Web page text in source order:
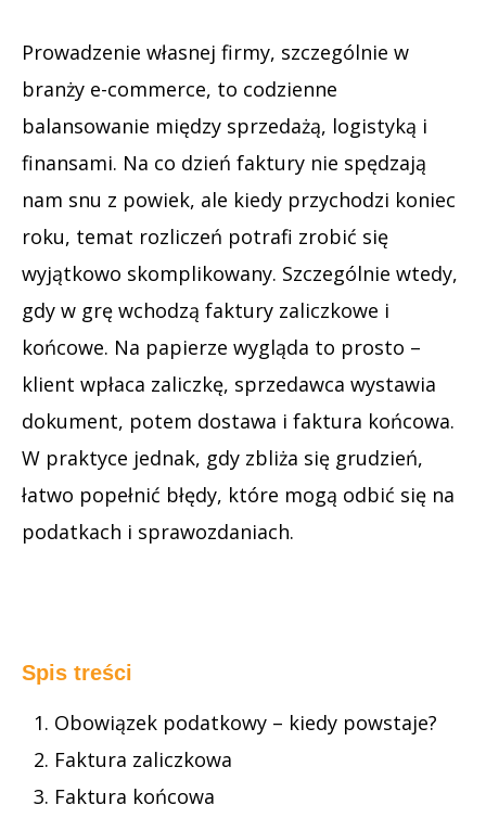
Prowadzenie własnej firmy, szczególnie w
branży e-commerce, to codzienne
balansowanie między sprzedażą, logistyką i
finansami. Na co dzień faktury nie spędzają
nam snu z powiek, ale kiedy przychodzi koniec
roku, temat rozliczeń potrafi zrobić się
wyjątkowo skomplikowany. Szczególnie wtedy,
gdy w grę wchodzą faktury zaliczkowe i
końcowe. Na papierze wygląda to prosto –
klient wpłaca zaliczkę, sprzedawca wystawia
dokument, potem dostawa i faktura końcowa.
W praktyce jednak, gdy zbliża się grudzień,
łatwo popełnić błędy, które mogą odbić się na
podatkach i sprawozdaniach.
Spis treści
Obowiązek podatkowy – kiedy powstaje?
Faktura zaliczkowa
Faktura końcowa